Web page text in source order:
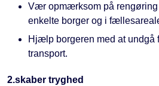
Vær opmærksom på rengøring
enkelte borger og i
Hjælp borgeren med at undgå
transport.
2.skaber tryghed